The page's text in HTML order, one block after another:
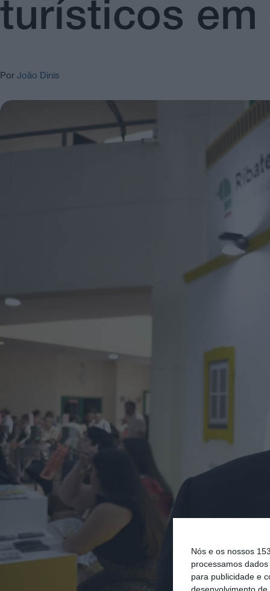
Nós e os nossos
processamos
para publicidade e
turísticos em
Por João Dinis